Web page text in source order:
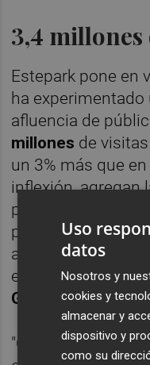
3,4 millones
Estepark pone en
ha
afluencia de
millones de
un 3% más que
inflexión, agregan
produjo en 2023,
pandemia y las
abriendo sus
espacios
Gifi y Tramas.
"Con una oferta
Uso
datos
Nosotros y
cookies y
almacenar y
dispositivo y
como su